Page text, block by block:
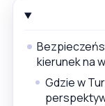
kierunek na
Gdzie w